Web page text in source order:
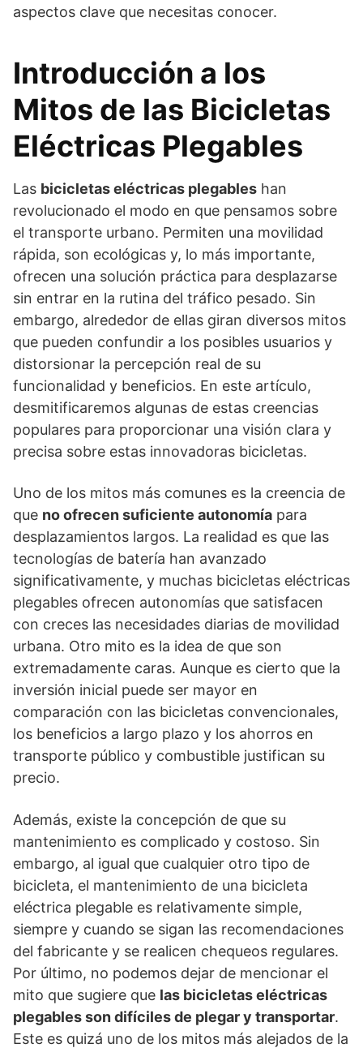
aspectos clave que necesitas conocer.
Introducción a los
Mitos de las Bicicletas
Eléctricas Plegables
Las bicicletas eléctricas plegables han
revolucionado el modo en que pensamos sobre
el transporte urbano. Permiten una movilidad
rápida, son ecológicas y, lo más importante,
ofrecen una solución práctica para desplazarse
sin entrar en la rutina del tráfico pesado. Sin
embargo, alrededor de ellas giran diversos mitos
que pueden confundir a los posibles usuarios y
distorsionar la percepción real de su
funcionalidad y beneficios. En este artículo,
desmitificaremos algunas de estas creencias
populares para proporcionar una visión clara y
precisa sobre estas innovadoras bicicletas.
Uno de los mitos más comunes es la creencia de
que no ofrecen suficiente autonomía para
desplazamientos largos. La realidad es que las
tecnologías de batería han avanzado
significativamente, y muchas bicicletas eléctricas
plegables ofrecen autonomías que satisfacen
con creces las necesidades diarias de movilidad
urbana. Otro mito es la idea de que son
extremadamente caras. Aunque es cierto que la
inversión inicial puede ser mayor en
comparación con las bicicletas convencionales,
los beneficios a largo plazo y los ahorros en
transporte público y combustible justifican su
precio.
Además, existe la concepción de que su
mantenimiento es complicado y costoso. Sin
embargo, al igual que cualquier otro tipo de
bicicleta, el mantenimiento de una bicicleta
eléctrica plegable es relativamente simple,
siempre y cuando se sigan las recomendaciones
del fabricante y se realicen chequeos regulares.
Por último, no podemos dejar de mencionar el
mito que sugiere que las bicicletas eléctricas
plegables son difíciles de plegar y transportar.
Este es quizá uno de los mitos más alejados de la